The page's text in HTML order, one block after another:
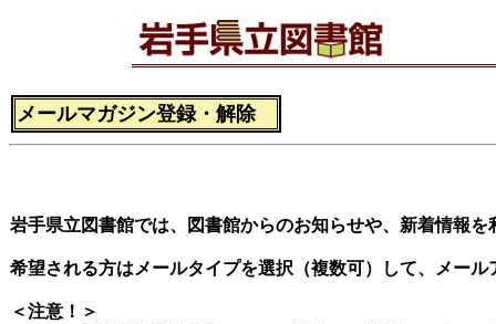
メールマガジン登録・解除
岩手県立図書館では、図書館からのお知らせや、新着情報
希望される方はメールタイプを選択（複数可）して、メー
＜注意！＞